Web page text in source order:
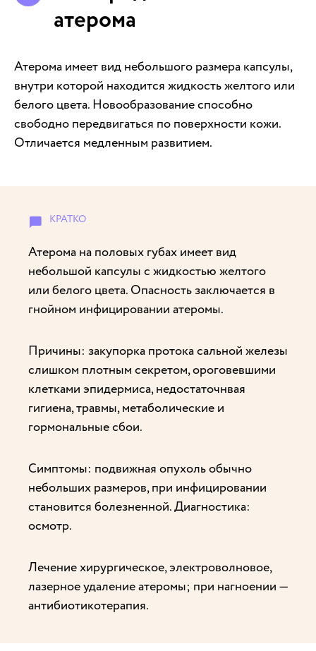
атерома
Атерома имеет вид небольшого размера капсулы,
внутри которой находится жидкость желтого или
белого цвета. Новообразование способно
свободно передвигаться по поверхности кожи.
Отличается медленным развитием.
Атерома на половых губах имеет вид
небольшой капсулы с жидкостью желтого
или белого цвета. Опасность заключается в
гнойном инфицировании атеромы.
Причины: закупорка протока сальной железы
слишком плотным секретом, ороговевшими
клетками эпидермиса, недостаточнвая
гигиена, травмы, метаболические и
гормональные сбои.
Симптомы: подвижная опухоль обычно
небольших размеров, при инфицировании
становится болезненной. Диагностика:
осмотр.
Лечение хирургическое, электроволновое,
лазерное удаление атеромы; при нагноении —
антибиотикотерапия.